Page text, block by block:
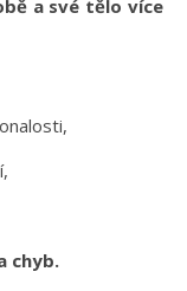
a své tělo více
chyb.